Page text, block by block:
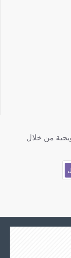
من خلال